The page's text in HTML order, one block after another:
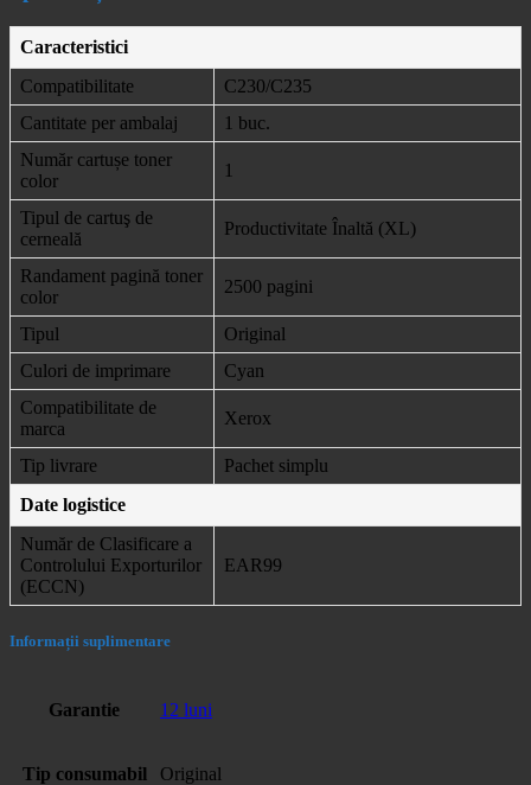
Caracteristici
Compatibilitate
C230/C235
Cantitate per ambalaj
1 buc.
Număr cartușe toner
color
1
Tipul de cartuş de
cerneală
Productivitate Înaltă (XL)
Randament pagină toner
color
2500 pagini
Tipul
Original
Culori de imprimare
Cyan
Compatibilitate de
marca
Xerox
Tip livrare
Pachet simplu
Date logistice
Număr de Clasificare a
Controlului Exporturilor
(ECCN)
EAR99
Informații suplimentare
Garantie 12 luni
Tip consumabil Original